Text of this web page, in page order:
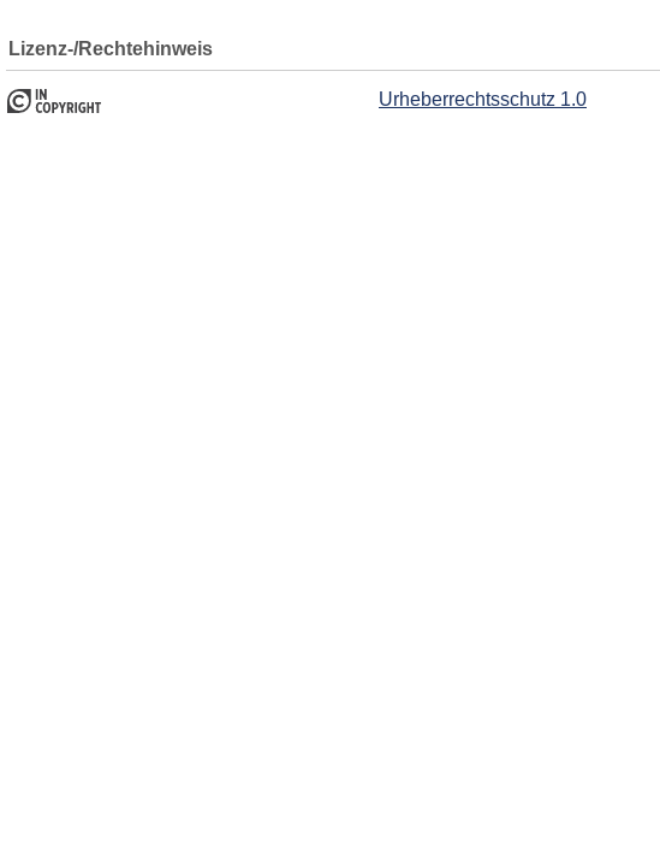
Lizenz-/Rechtehinweis
Urheberrechtsschutz 1.0